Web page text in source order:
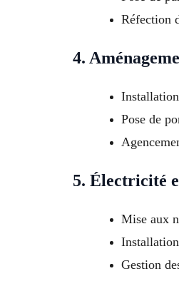
Réfection
4.
Pose de
5. Électricité
Mise aux
Gestion